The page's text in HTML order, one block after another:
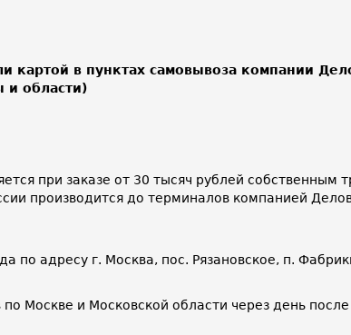
картой в пунктах самовывоза компании
и области)
при заказе от 30 тысяч рублей собственным
производится до терминалов компанией
по адресу г. Москва, пос. Рязановское, п.
Москве и Московской области через день после